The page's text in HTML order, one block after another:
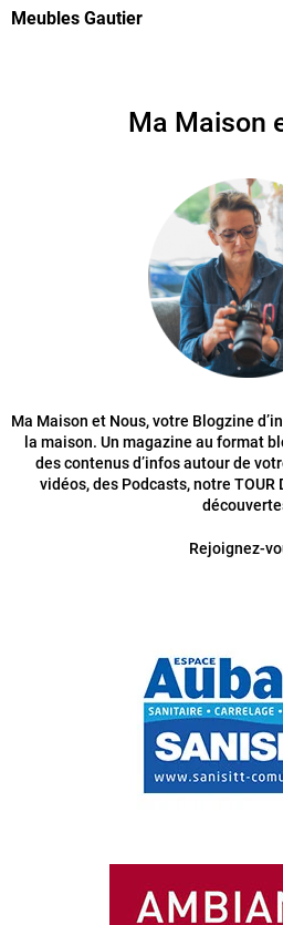
Meubles Gautier
Ma Maison
Ma Maison et Nous, votre Blogzine
la maison. Un magazine au format
des contenus d’infos autour de
vidéos, des Podcasts, notre TOUR
Rejoignez-